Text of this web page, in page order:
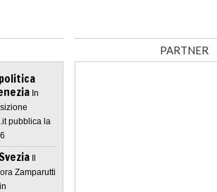
In
pubblica la
Il
Zamparutti
PARTNER